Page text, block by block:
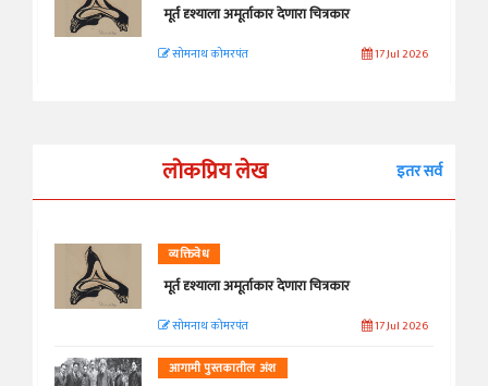
मूर्त दृश्याला अमूर्ताकार देणारा चित्रकार
सोमनाथ कोमरपंत 17 Jul 2026
लोकप्रिय लेख इतर सर्व
व्यक्तिवेध
मूर्त दृश्याला अमूर्ताकार देणारा चित्रकार
सोमनाथ कोमरपंत 17 Jul 2026
आगामी पुस्तकातील अंश